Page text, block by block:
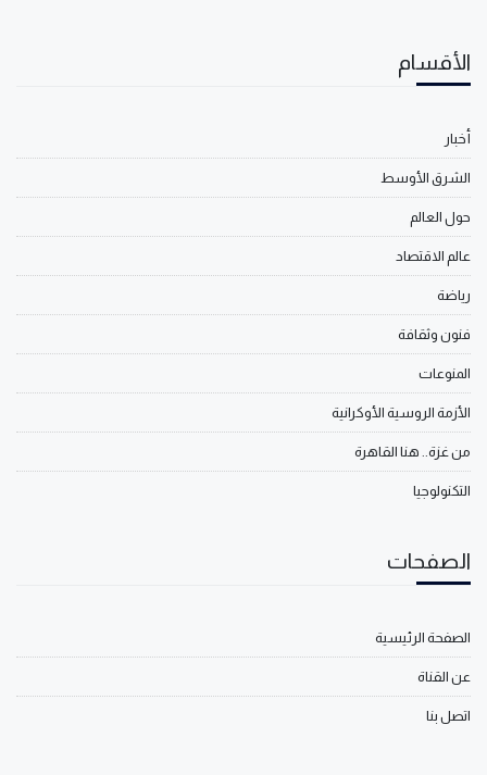
الأقسام
أخبار
الشرق الأوسط
حول العالم
عالم الاقتصاد
رياضة
فنون وثقافة
المنوعات
الأزمة الروسية الأوكرانية
من غزة.. هنا القاهرة
التكنولوجيا
الصفحات
الصفحة الرئيسية
عن القناة
اتصل بنا